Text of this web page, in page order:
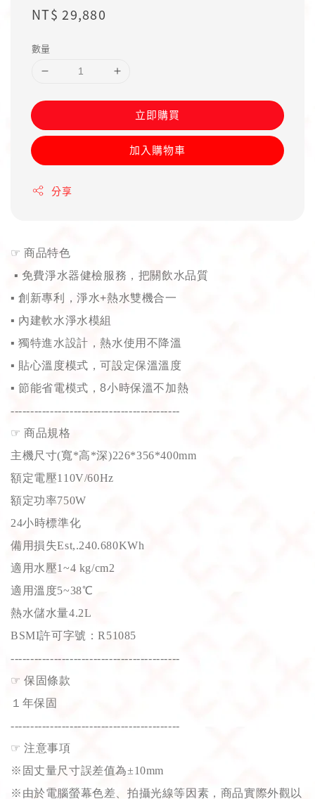
Regular
NT$ 29,880
數量
立即購買
加入購物車
分享
☞ 商品特色
▪ 免費淨水器健檢服務，把關飲水品質
▪創新專利，淨水+熱水雙機合一
▪ 內建軟水淨水模組
▪獨特進水設計，熱水使用不降溫
▪ 貼心溫度模式，可設定保溫溫度
▪節能省電模式，8小時保溫不加熱
-------------------------------------------
☞ 商品規格
主機尺寸(寬*高*深)226*356*400mm
額定電壓110V/60Hz
額定功率750W
24小時標準化
備用損失Est,.240.680KWh
適用水壓1~4 kg/cm2
適用溫度5~38℃
熱水儲水量4.2L
BSMI許可字號：R51085
-------------------------------------------
☞ 保固條款
１年保固
-------------------------------------------
☞ 注意事項
※固丈量尺寸誤差值為±10mm
※由於電腦螢幕色差、拍攝光線等因素，商品實際外觀以